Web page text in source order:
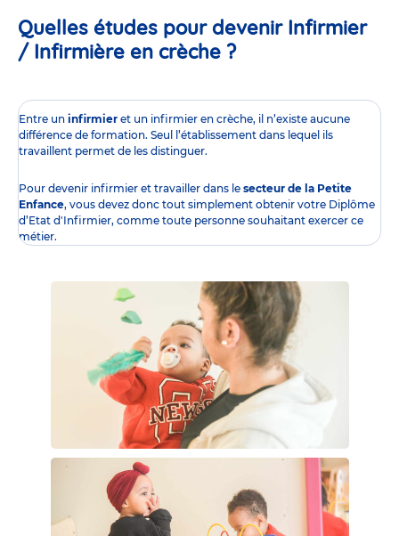
Quelles études pour devenir Infirmier
/ Infirmière en crèche ?
Entre un infirmier et un infirmier en crèche, il n’existe aucune
différence de formation. Seul l’établissement dans lequel ils
travaillent permet de les distinguer.
Pour devenir infirmier et travailler dans le secteur de la Petite
Enfance, vous devez donc tout simplement obtenir votre Diplôme
d’Etat d'Infirmier, comme toute personne souhaitant exercer ce
métier.